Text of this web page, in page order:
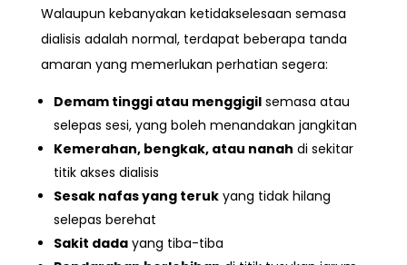
Walaupun kebanyakan ketidakselesaan semasa
dialisis adalah normal, terdapat beberapa tanda
amaran yang memerlukan perhatian segera:
Demam tinggi atau menggigilsemasa atau
selepas sesi, yang boleh menandakan jangkitan
Kemerahan, bengkak, atau nanah di sekitar
titik akses dialisis
Sesak nafas yang terukyang tidak hilang
selepas berehat
Sakit dadayang tiba-tiba